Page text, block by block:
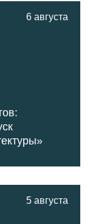
6 августа
5 августа